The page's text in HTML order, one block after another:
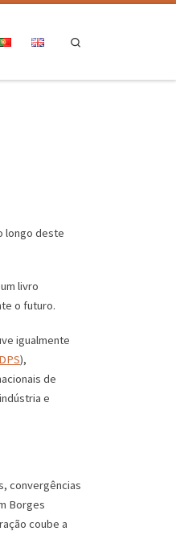
longo deste
livro
o futuro.
igualmente
DPS),
de
e
convergências
Borges
coube a